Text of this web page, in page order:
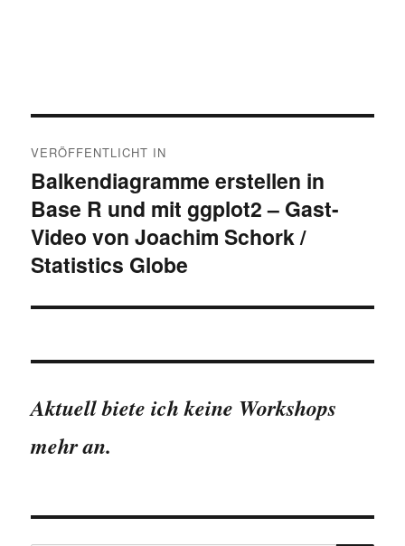
VERÖFFENTLICHT IN
Balkendiagramme erstellen in
Base R und mit ggplot2 – Gast-
Video von Joachim Schork /
Statistics Globe
Aktuell biete ich keine Workshops
mehr an.